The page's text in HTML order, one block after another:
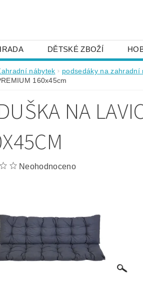
DĚTSKÉ ZBOŽÍ
NÁM OBCHODNÍ PODMÍNKY
nábytek podsedáky na zahradní
160x45cm
NA
Neohodnoceno